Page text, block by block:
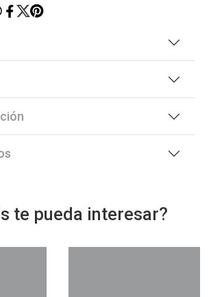
te pueda interesar?